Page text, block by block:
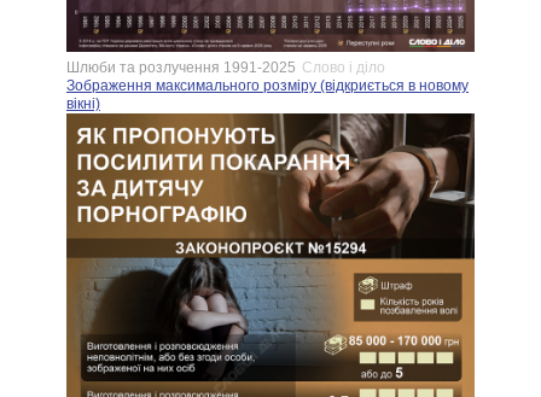
Шлюби та розлучення 1991-2025 Слово і діло
Зображення максимального розміру (відкриється в новому
вікні)